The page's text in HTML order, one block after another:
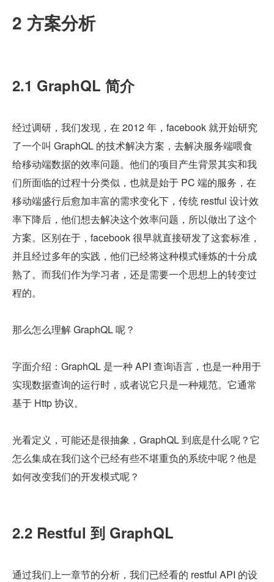
2 方案分析
2.1 GraphQL 简介
经过调研，我们发现，在 2012 年，facebook 就开始研究
了一个叫 GraphQL 的技术解决方案，去解决服务端喂食
给移动端数据的效率问题。他们的项目产生背景其实和我
们所面临的过程十分类似，也就是始于 PC 端的服务，在
移动端盛行后愈加丰富的需求变化下，传统 restful 设计效
率下降后，他们想去解决这个效率问题，所以做出了这个
方案。区别在于，facebook 很早就直接研发了这套标准，
并且经过多年的实践，他们已经将这种模式锤炼的十分成
熟了。而我们作为学习者，还是需要一个思想上的转变过
程的。
那么怎么理解 GraphQL 呢？
字面介绍：GraphQL 是一种 API 查询语言，也是一种用于
实现数据查询的运行时，或者说它只是一种规范。它通常
基于 Http 协议。
光看定义，可能还是很抽象，GraphQL 到底是什么呢？它
怎么集成在我们这个已经有些不堪重负的系统中呢？他是
如何改变我们的开发模式呢？
2.2 Restful 到 GraphQL
通过我们上一章节的分析，我们已经看的 restful API 的设